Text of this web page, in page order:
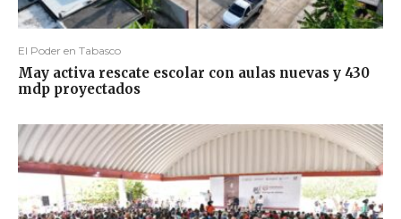
El Poder en Tabasco
May activa rescate escolar con aulas nuevas y 430
mdp proyectados